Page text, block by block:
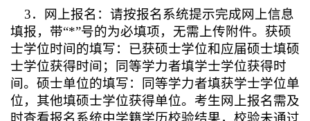
3．网上报名：请按报名系统提示完成网上信息
填报，带“*”号的为必填项，无需上传附件。获硕
士学位时间的填写：已获硕士学位和应届硕士填硕
士学位获得时间；同等学力者填学士学位获得时
间。硕士单位的填写：同等学力者填获学士学位单
位，其他填硕士学位获得单位。考生网上报名需及
时查看报名系统中学籍学历校验结果，校验未通过